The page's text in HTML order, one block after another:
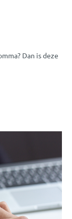
Dan is deze